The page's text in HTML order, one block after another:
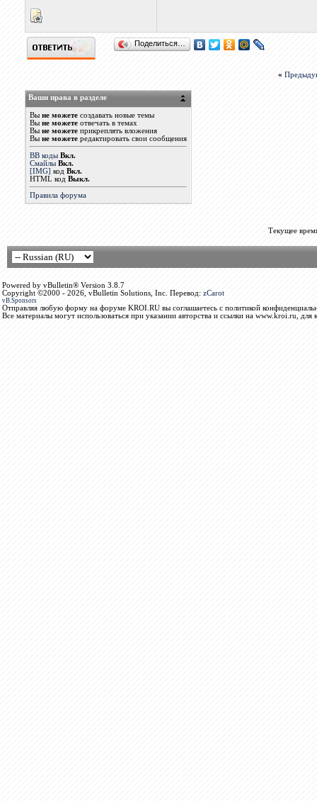
Поделиться…
«
Ваши права в разделе
Вы не можетесоздавать новые темы
Вы не можетеотвечать в темах
Вы не можетеприкреплять вложения
Вы не можетередактировать свои сообщения
BB коды Вкл.
Смайлы Вкл.
[IMG] код Вкл.
HTML код Выкл.
Правила форума
Текущее
Powered by vBulletin® Version 3.8.7
Copyright ©2000 - 2026, vBulletin Solutions, Inc. Перевод: zCarot
vB.Sponsors
Отправляя любую форму на форуме KROI.RU вы соглашаетесь с политикой
Все материалы могут использоваться при указании авторства и ссылки на www.kroi.ru, для